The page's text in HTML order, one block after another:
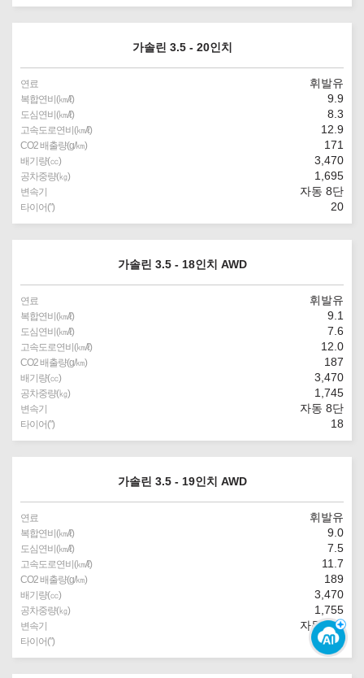
가솔린 3.5 - 20인치
연료 휘발유
복합연비(㎞/ℓ) 9.9
도심연비(㎞/ℓ) 8.3
고속도로연비(㎞/ℓ) 12.9
CO2 배출량(g/㎞) 171
배기량(㏄) 3,470
공차중량(㎏) 1,695
변속기 자동 8단
타이어(″) 20
가솔린 3.5 - 18인치 AWD
연료 휘발유
복합연비(㎞/ℓ) 9.1
도심연비(㎞/ℓ) 7.6
고속도로연비(㎞/ℓ) 12.0
CO2 배출량(g/㎞) 187
배기량(㏄) 3,470
공차중량(㎏) 1,745
변속기 자동 8단
타이어(″) 18
가솔린 3.5 - 19인치 AWD
연료 휘발유
복합연비(㎞/ℓ) 9.0
도심연비(㎞/ℓ) 7.5
고속도로연비(㎞/ℓ) 11.7
CO2 배출량(g/㎞) 189
배기량(㏄) 3,470
공차중량(㎏) 1,755
변속기 자동 8단
타이어(″) 19